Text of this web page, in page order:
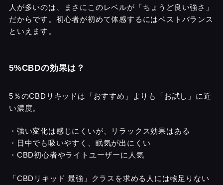
人が多いのは、まさにこのレベルが「ちょうど良い強さ」
だからです。初心者が初めて体感するにはベストバランス
といえます。
5%CBDの効果は？
5％のCBDリキッドは「おすすめ」よりも「お試し」に近
い濃度。
・強い変化は感じにくいが、リラックス効果はある
・日中でも吸いやすく、眠気が出にくい
・CBD初心者やライトユーザーに人気
「CBDリキッド 最強」クラスを求める人には物足りない